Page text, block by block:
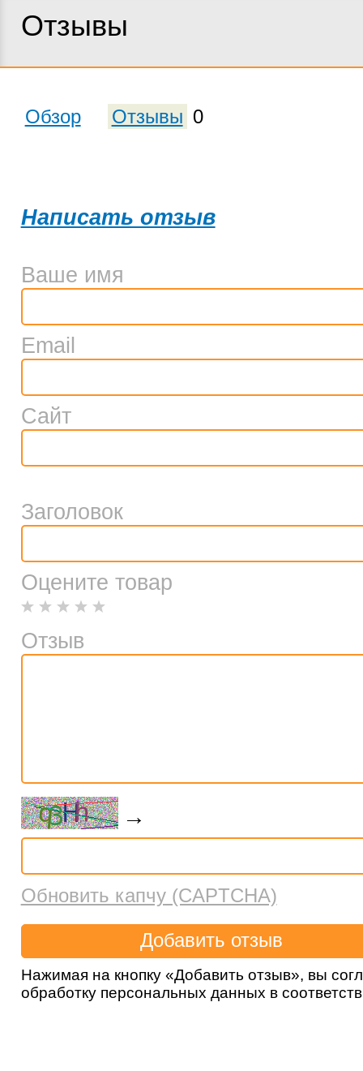
Отзывы
Обзор Отзывы 0
Написать отзыв
Ваше имя
Email
Сайт
Заголовок
Оцените товар
Отзыв
→
Обновить капчу (CAPTCHA)
Нажимая на кнопку «Добавить отзыв», вы
обработку персональных данных в